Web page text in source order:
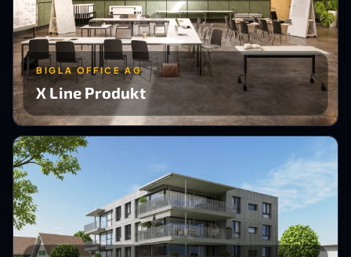
BIGLA OFFICE AG
X Line Produkt